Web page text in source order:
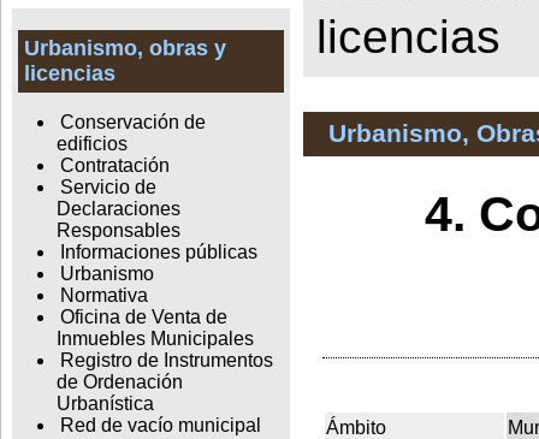
Urbanismo, obras y
licencias
Conservación de
edificios
Contratación
Servicio de
Declaraciones
Responsables
Informaciones públicas
Urbanismo
Normativa
Oficina de Venta de
Inmuebles Municipales
Registro de Instrumentos
de Ordenación
Urbanística
Red de vacío municipal
licencias
Urbanismo,
4.
Ámbito